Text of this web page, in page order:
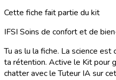
Cette fiche fait partie du kit
IFSI Soins de confort et de
Tu as lu la fiche. La science
ta rétention. Active le Kit pour
chatter avec le Tuteur IA sur